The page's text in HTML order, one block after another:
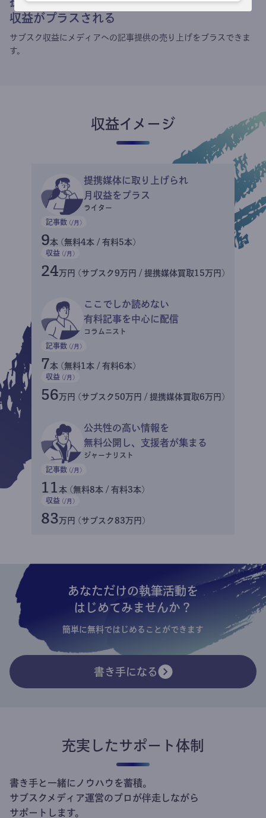
収益がプラスされる
サブスク収益にメディアへの記事提供の売り上げをプラスできま
す。
収益イメージ
提携媒体に取り上げられ
月収益をプラス
ライター
記事数 (/月)
9本 (無料4本 / 有料5本)
収益 (/月)
24万円 (サブスク9万円 / 提携媒体買取15万円)
ここでしか読めない
有料記事を中心に配信
コラムニスト
記事数 (/月)
7本 (無料1本 / 有料6本)
収益 (/月)
56万円 (サブスク50万円 / 提携媒体買取6万円)
公共性の高い情報を
無料公開し、支援者が集まる
ジャーナリスト
記事数 (/月)
11 本 (無料8本 / 有料3本)
収益 (/月)
83万円 (サブスク83万円)
あなただけの執筆活動を
はじめてみませんか？
簡単に無料ではじめることができます
書き手になる
充実したサポート体制
書き手と一緒にノウハウを蓄積。
サブスクメディア運営のプロが伴走しながら
サポートします。